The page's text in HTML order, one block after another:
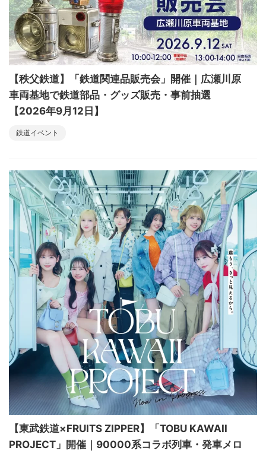
【秩父鉄道】「鉄道関連品販売会」開催｜広瀬川原
車両基地で鉄道部品・グッズ販売・事前抽選
【2026年9月12日】
鉄道イベント
【東武鉄道×FRUITS ZIPPER】「TOBU KAWAII
PROJECT」開催｜90000系コラボ列車・発車メロ